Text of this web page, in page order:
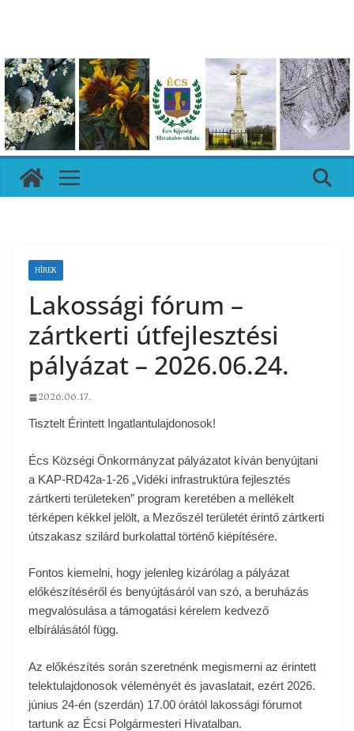
HÍREK
Lakossági fórum –
zártkerti útfejlesztési
pályázat – 2026.06.24.
2026.06.17.
Tisztelt Érintett Ingatlantulajdonosok!
Écs Községi Önkormányzat pályázatot kíván benyújtani
a KAP-RD42a-1-26 „Vidéki infrastruktúra fejlesztés
zártkerti területeken” program keretében a mellékelt
térképen kékkel jelölt, a Mezőszél területét érintő zártkerti
útszakasz szilárd burkolattal történő kiépítésére.
Fontos kiemelni, hogy jelenleg kizárólag a pályázat
előkészítéséről és benyújtásáról van szó, a beruházás
megvalósulása a támogatási kérelem kedvező
elbírálásától függ.
Az előkészítés során szeretnénk megismerni az érintett
telektulajdonosok véleményét és javaslatait, ezért 2026.
június 24-én (szerdán) 17.00 órától lakossági fórumot
tartunk az Écsi Polgármesteri Hivatalban.